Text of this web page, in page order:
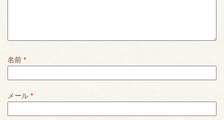
名前 *
メール *